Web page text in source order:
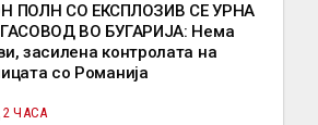
ПОЛН СО ЕКСПЛОЗИВ СЕ УРНА
ВО БУГАРИЈА: Нема
засилена контролата на
со Романија
ЧАСА